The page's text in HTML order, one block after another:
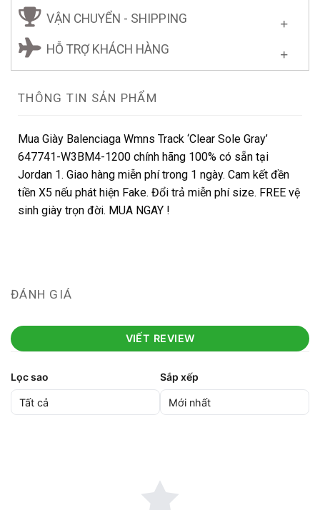
VẬN CHUYỂN - SHIPPING
HỖ TRỢ KHÁCH HÀNG
THÔNG TIN SẢN PHẨM
Mua Giày Balenciaga Wmns Track ‘Clear Sole Gray’
647741-W3BM4-1200 chính hãng 100% có sẵn tại
Jordan 1. Giao hàng miễn phí trong 1 ngày. Cam kết đền
tiền X5 nếu phát hiện Fake. Đổi trả miễn phí size. FREE vệ
sinh giày trọn đời. MUA NGAY !
ĐÁNH GIÁ
VIẾT REVIEW
Lọc sao Sắp xếp